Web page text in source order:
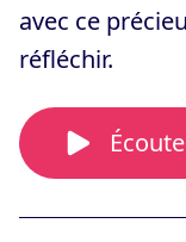
avec ce
réfléchir.